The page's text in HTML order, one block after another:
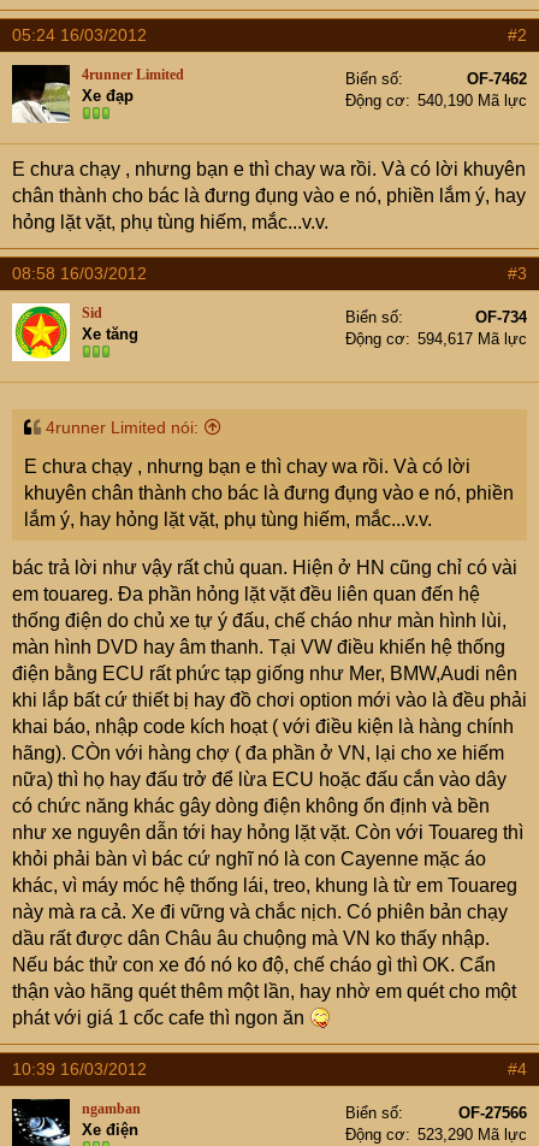
05:24 16/03/2012 #2
4runner Limited
Xe đạp
Biển số
OF-7462
Động cơ
540,190 Mã lực
E chưa chạy , nhưng bạn e thì chay wa rồi. Và có lời khuyên
chân thành cho bác là đưng đụng vào e nó, phiền lắm ý, hay
hỏng lặt vặt, phụ tùng hiếm, mắc...v.v.
08:58 16/03/2012 #3
Sid
Xe tăng
Biển số
OF-734
Động cơ
594,617 Mã lực
4runner Limited nói:
E chưa chạy , nhưng bạn e thì chay wa rồi. Và có lời
khuyên chân thành cho bác là đưng đụng vào e nó, phiền
lắm ý, hay hỏng lặt vặt, phụ tùng hiếm, mắc...v.v.
bác trả lời như vậy rất chủ quan. Hiện ở HN cũng chỉ có vài
em touareg. Đa phần hỏng lặt vặt đều liên quan đến hệ
thống điện do chủ xe tự ý đấu, chế cháo như màn hình lùi,
màn hình DVD hay âm thanh. Tại VW điều khiển hệ thống
điện bằng ECU rất phức tạp giống như Mer, BMW,Audi nên
khi lắp bất cứ thiết bị hay đồ chơi option mới vào là đều phải
khai báo, nhập code kích hoạt ( với điều kiện là hàng chính
hãng). CÒn với hàng chợ ( đa phần ở VN, lại cho xe hiếm
nữa) thì họ hay đấu trở để lừa ECU hoặc đấu cắn vào dây
có chức năng khác gây dòng điện không ổn định và bền
như xe nguyên dẫn tới hay hỏng lặt vặt. Còn với Touareg thì
khỏi phải bàn vì bác cứ nghĩ nó là con Cayenne mặc áo
khác, vì máy móc hệ thống lái, treo, khung là từ em Touareg
này mà ra cả. Xe đi vững và chắc nịch. Có phiên bản chạy
dầu rất được dân Châu âu chuộng mà VN ko thấy nhập.
Nếu bác thử con xe đó nó ko độ, chế cháo gì thì OK. Cẩn
thận vào hãng quét thêm một lần, hay nhờ em quét cho một
phát với giá 1 cốc cafe thì ngon ăn
10:39 16/03/2012 #4
ngamban
Xe điện
Biển số
OF-27566
Động cơ
523,290 Mã lực